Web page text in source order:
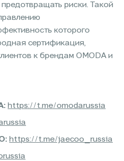
предотвращать риски. Такой
которого
сертификация,
к брендам OMODA и
https://t.me/omodarussia
https://t.me/jaecoo_russia